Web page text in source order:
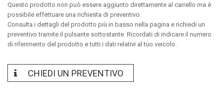
Questo prodotto non può essere aggiunto direttamente al carrello ma è
possibile effettuare una richiesta di preventivo.
Consulta i dettagli del prodotto più in basso nella pagina e richiedi un
preventivo tramite il pulsante sottostante. Ricordati di indicare il numero
di riferimento del prodotto e tutti i dati relativi al tuo veicolo.
CHIEDI UN PREVENTIVO